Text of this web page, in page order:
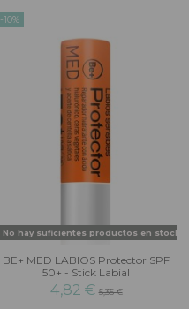
-10%
No hay suficientes productos en stock
BE+ MED LABIOS Protector SPF
50+ - Stick Labial
4,82 €5,35 €